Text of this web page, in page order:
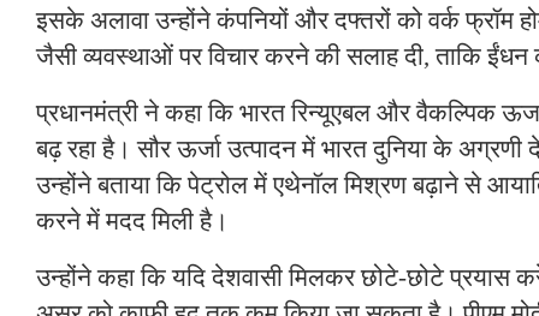
इसके अलावा उन्होंने कंपनियों और दफ्तरों को वर्क फ्रॉम
जैसी व्यवस्थाओं पर विचार करने की सलाह दी, ताकि
प्रधानमंत्री ने कहा कि भारत रिन्यूएबल और वैकल्पिक
बढ़ रहा है। सौर ऊर्जा उत्पादन में भारत दुनिया के अग्रणी
उन्होंने बताया कि पेट्रोल में एथेनॉल मिश्रण बढ़ाने से
करने में मदद मिली है।
उन्होंने कहा कि यदि देशवासी मिलकर छोटे-छोटे प्रयास